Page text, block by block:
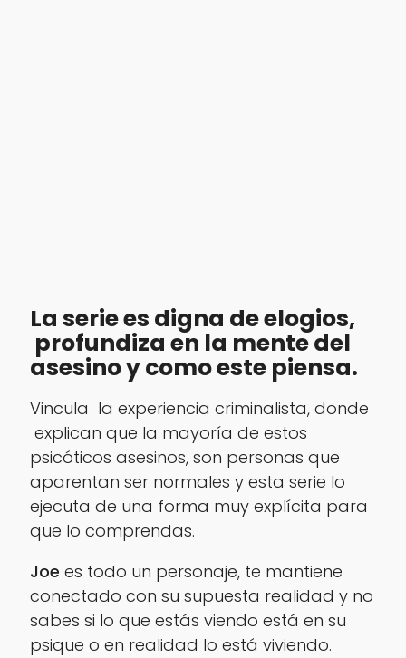
La serie es digna de elogios,
profundiza en la mente del
asesino y como este piensa.
Vincula la experiencia criminalista, donde
explican que la mayoría de estos
psicóticos asesinos, son personas que
aparentan ser normales y esta serie lo
ejecuta de una forma muy explícita para
que lo comprendas.
Joe es todo un personaje, te mantiene
conectado con su supuesta realidad y no
sabes si lo que estás viendo está en su
psique o en realidad lo está viviendo.